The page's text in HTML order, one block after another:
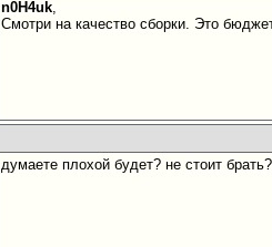
n0H4uk,
Смотри на качество сборки. Это
думаете плохой будет? не стоит брать?